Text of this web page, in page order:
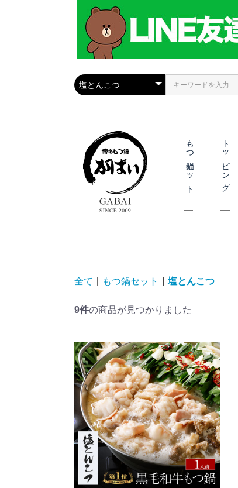
もつ鍋セット トッピング
全て もつ鍋セット 塩とんこつ
9件の商品が見つかりました